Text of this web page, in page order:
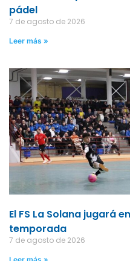
pádel
7 de agosto de 2026
Leer más »
El FS La Solana jugará
temporada
7 de agosto de 2026